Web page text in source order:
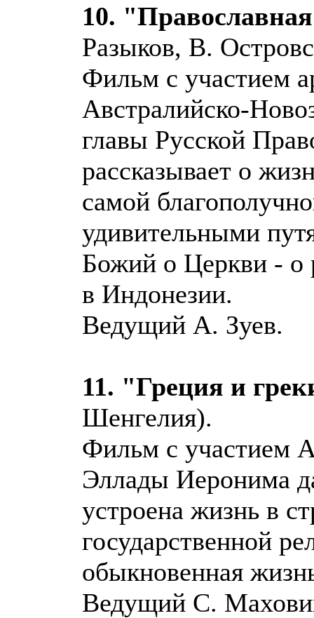
10.
Разыков, В.
Фильм с участием
Австралийско-
главы Русской
рассказывает о
самой
удивительными
Божий о Церкви - о
в Индонезии.
Ведущий А. Зуев.
11. "Греция и
Шенгелия).
Фильм с участием
Эллады Иеронима
устроена жизнь в
государственной
обыкновенная
Ведущий С.